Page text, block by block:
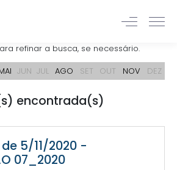
refinar a busca, se necessário.
JUN JUL AGO SET OUT NOV DEZ
encontrada(s)
de 5/11/2020 -
07_2020